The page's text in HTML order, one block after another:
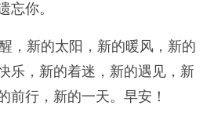
忘你。
，新的太阳，新的暖风，新的
乐，新的着迷，新的遇见，新
前行，新的一天。早安！